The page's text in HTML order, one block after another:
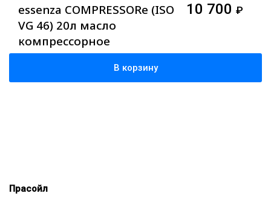
essenza COMPRESSORe (ISO
VG 46) 20л масло
компрессорное
минеральное
10 700 ₽
В корзину
Прасойл